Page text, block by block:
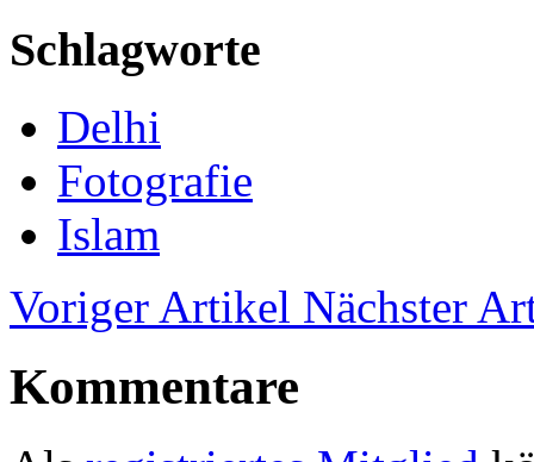
Schlagworte
Delhi
Fotografie
Islam
Voriger Artikel Nächster
Kommentare